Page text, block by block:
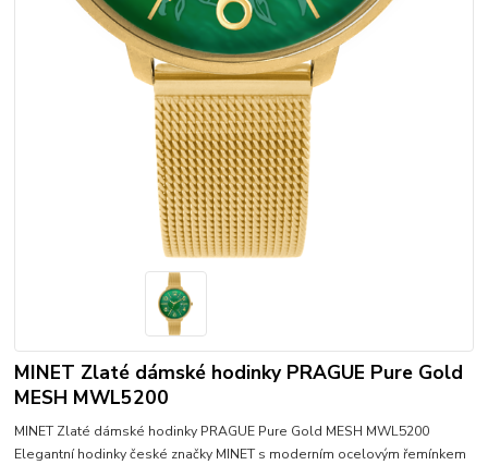
MINET Zlaté dámské hodinky PRAGUE Pure Gold
MESH MWL5200
MINET Zlaté dámské hodinky PRAGUE Pure Gold MESH MWL5200
Elegantní hodinky české značky MINET s moderním ocelovým řemínkem